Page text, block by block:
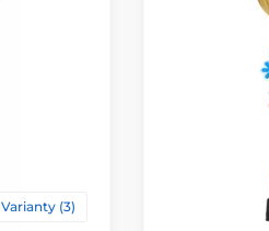
Varianty (3)